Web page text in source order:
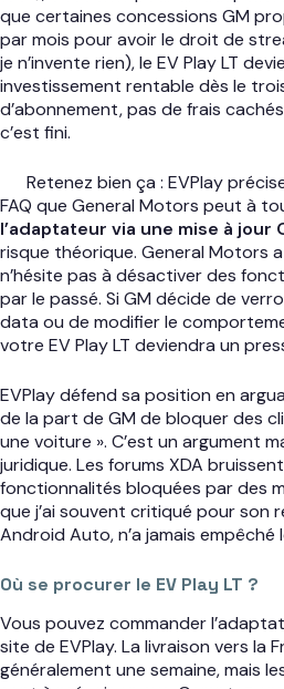
que certaines concessions GM
par mois pour avoir le droit de
je n’invente rien), le EV Play LT
investissement rentable dès le
d’abonnement, pas de frais
c’est fini.
Retenez bien ça : EVPlay
FAQ que General Motors peut à
l’adaptateur via une mise à jour
risque théorique. General Motors
n’hésite pas à désactiver des
par le passé. Si GM décide de
data ou de modifier le
votre EV Play LT deviendra un
EVPlay défend sa position en
de la part de GM de bloquer des
une voiture ». C’est un argument
juridique. Les forums XDA
fonctionnalités bloquées par des
que j’ai souvent critiqué pour son
Android Auto, n’a jamais
Où se procurer le EV Play LT ?
Vous pouvez commander
site de EVPlay. La livraison vers la
généralement une semaine, mais